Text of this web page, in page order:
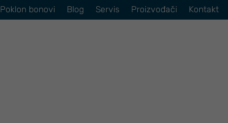
Poklon bonovi Blog Servis Proizvođači Kontakt